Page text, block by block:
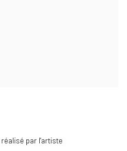
réalisé par l'artiste